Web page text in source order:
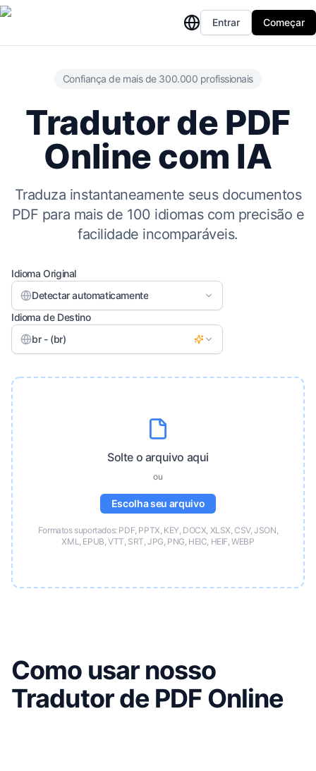
Entrar Começar
Confiança de mais de 300.000 profissionais
Tradutor de PDF
Online com IA
Traduza instantaneamente seus documentos
PDF para mais de 100 idiomas com precisão e
facilidade incomparáveis.
Idioma Original
Detectar automaticamente
Idioma de Destino
br - (br)
Solte o arquivo aqui
ou
Escolha seu arquivo
Formatos suportados: PDF, PPTX, KEY, DOCX, XLSX, CSV, JSON,
XML, EPUB, VTT, SRT, JPG, PNG, HEIC, HEIF, WEBP
Como usar nosso
Tradutor de PDF Online